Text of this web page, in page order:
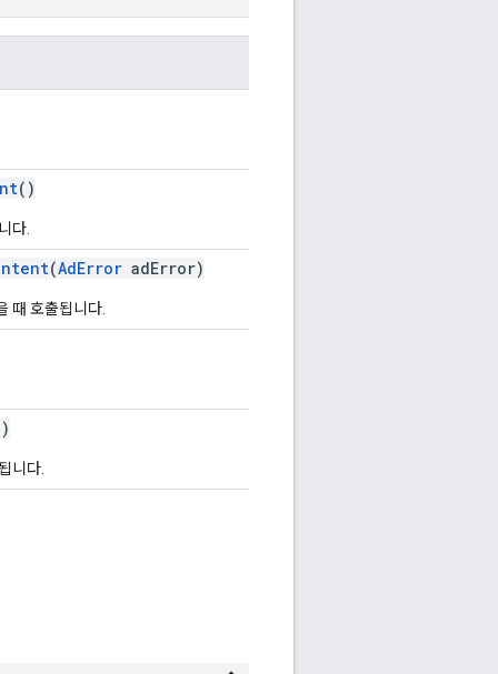
()
다.
(AdError adError)
때 호출됩니다.
니다.